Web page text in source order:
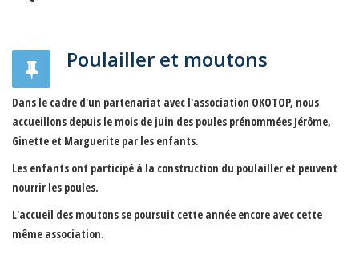
Poulailler et moutons
Dans le cadre d'un partenariat avec l'association OKOTOP, nous
accueillons depuis le mois de juin des poules prénommées Jérôme,
Ginette et Marguerite par les enfants.
Les enfants ont participé à la construction du poulailler et peuvent
nourrir les poules.
L'accueil des moutons se poursuit cette année encore avec cette
même association.